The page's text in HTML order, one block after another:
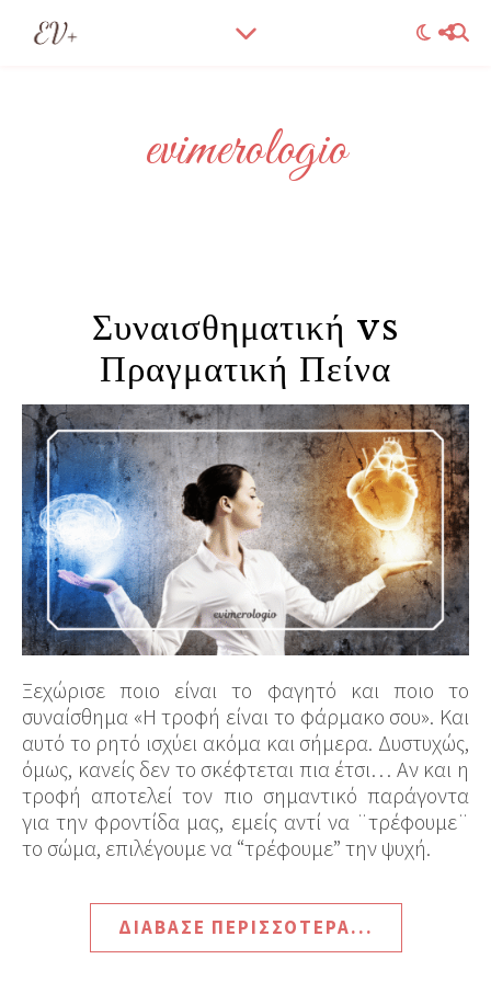
evimerologio
Συναισθηματική vs
Πραγματική Πείνα
Ξεχώρισε ποιο είναι το φαγητό και ποιο το
συναίσθημα «Η τροφή είναι το φάρμακο σου». Και
αυτό το ρητό ισχύει ακόμα και σήμερα. Δυστυχώς,
όμως, κανείς δεν το σκέφτεται πια έτσι… Αν και η
τροφή αποτελεί τον πιο σημαντικό παράγοντα
για την φροντίδα μας, εμείς αντί να ¨τρέφουμε¨
το σώμα, επιλέγουμε να “τρέφουμε” την ψυχή.
ΔΙΆΒΑΣΕ ΠΕΡΙΣΣΌΤΕΡΑ...